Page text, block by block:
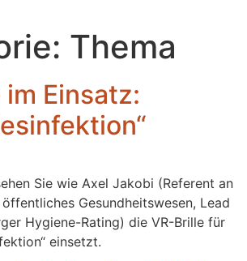
Thema
Einsatz:
Sie wie Axel Jakobi (Referent an
Gesundheitswesen, Lead
Hygiene-Rating) die VR-Brille für
einsetzt.